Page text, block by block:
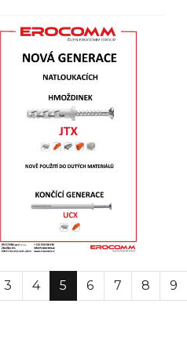
3 4 5 6 7 8 9